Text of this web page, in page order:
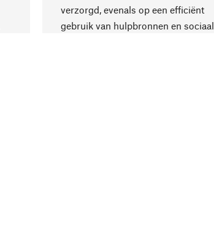
verzorgd, evenals op een efficiënt
gebruik van hulpbronnen en sociaal